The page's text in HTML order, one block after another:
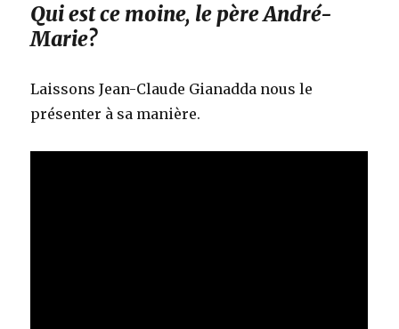
Qui est ce moine, le père André-
Marie?
Laissons Jean-Claude Gianadda nous le
présenter à sa manière.